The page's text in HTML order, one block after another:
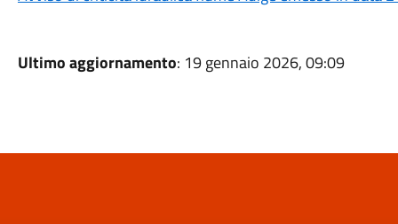
Ultimo aggiornamento: 19 gennaio 2026, 09:09